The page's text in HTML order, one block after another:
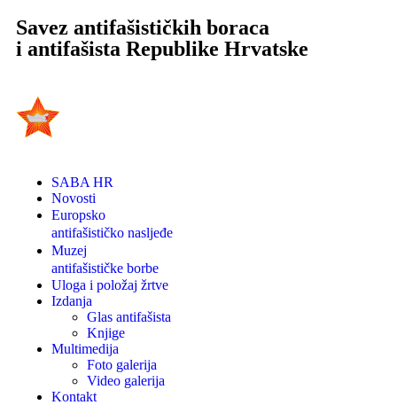
Savez antifašističkih boraca
i antifašista Republike Hrvatske
SABA HR
Novosti
Europsko
antifašističko nasljeđe
Muzej
antifašističke borbe
Uloga i položaj žrtve
Izdanja
Glas antifašista
Knjige
Multimedija
Foto galerija
Video galerija
Kontakt